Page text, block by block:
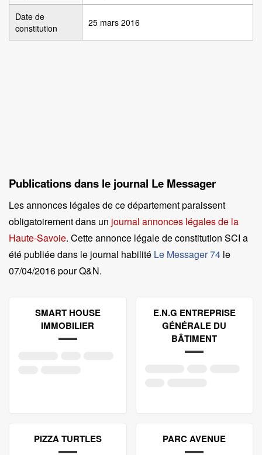
Date de
constitution
25 mars 2016
Publications dans le journal Le Messager
Les annonces légales de ce département paraissent
obligatoirement dans un journal annonces légales de la
Haute-Savoie. Cette annonce légale de constitution SCI a
été publiée dans le journal habilité Le Messager 74 le
07/04/2016 pour Q&N.
SMART HOUSE
IMMOBILIER
E.N.G ENTREPRISE
GÉNÉRALE DU
BÂTIMENT
PIZZA TURTLES PARC AVENUE